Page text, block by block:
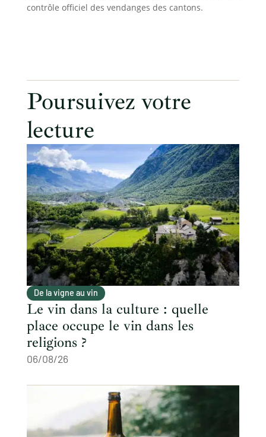
contrôle officiel des vendanges des cantons.
Poursuivez votre
lecture
De la vigne au vin
Le vin dans la culture : quelle
place occupe le vin dans les
religions ?
06/08/26